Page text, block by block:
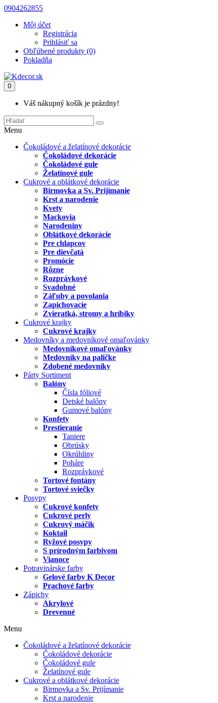
0904262855
Môj účet
Registrácia
Prihlásiť sa
Obľúbené produkty (0)
Pokladňa
0
Váš nákupný košík je prázdny!
Menu
Čokoládové a želatínové dekorácie
Čokoládové dekorácie
Čokoládové gule
Želatínové gule
Cukrové a oblátkové dekorácie
Birmovka a Sv. Prijímanie
Krst a narodenie
Kvety
Mackovia
Narodeniny
Oblátkové dekorácie
Pre chlapcov
Pre dievčatá
Promócie
Rôzne
Rozprávkové
Svadobné
Záľuby a povolania
Zapichovacie
Zvieratká, stromy a hríbiky
Cukrové krajky
Cukrové krajky
Medovníky a medovníkové omaľovánky
Medovníkové omaľovánky
Medovníky na paličke
Zdobené medovníky
Párty Sortiment
Balóny
Čísla fóliové
Detské balóny
Gumové balóny
Konfety
Prestieranie
Taniere
Obrúsky
Okrúhliny
Poháre
Rozprávkové
Tortové fontány
Tortové sviečky
Posypy
Cukrové konfety
Cukrové perly
Cukrový máčik
Koktail
Ryžové posypy
S prírodným farbivom
Vianoce
Potravinárske farby
Gelové farby K Decor
Prachové farby
Zápichy
Akrylové
Drevenné
Menu
Čokoládové a želatínové dekorácie
Čokoládové dekorácie
Čokoládové gule
Želatínové gule
Cukrové a oblátkové dekorácie
Birmovka a Sv. Prijímanie
Krst a narodenie